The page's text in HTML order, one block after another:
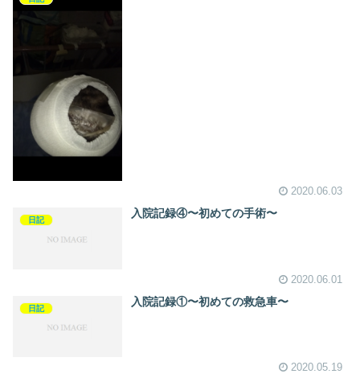
2020.06.03
日記
入院記録④〜初めての手術〜
2020.06.01
日記
入院記録①〜初めての救急車〜
2020.05.19